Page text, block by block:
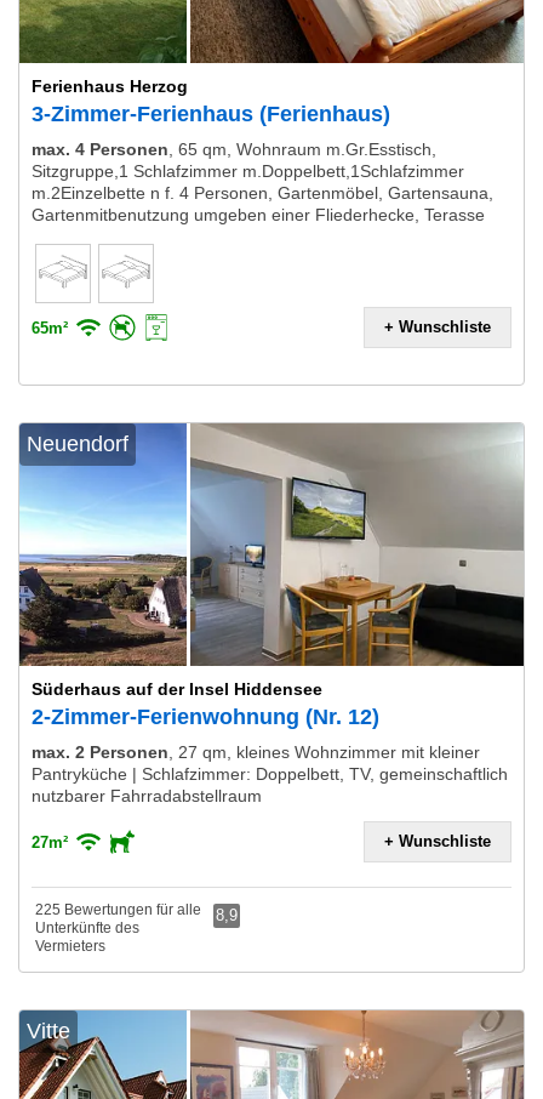
Ferienhaus Herzog
3-Zimmer-Ferienhaus (Ferienhaus)
max. 4 Personen 65 qm, Wohnraum m.Gr.Esstisch,
Sitzgruppe,1 Schlafzimmer m.Doppelbett,1Schlafzimmer
m.2Einzelbette n f. 4 Personen, Gartenmöbel, Gartensauna,
Gartenmitbenutzung umgeben einer Fliederhecke, Terasse
65m² + Wunschliste
Neuendorf
Süderhaus auf der Insel Hiddensee
2-Zimmer-Ferienwohnung (Nr. 12)
max. 2 Personen
27 qm, kleines Wohnzimmer mit kleiner
Pantryküche | Schlafzimmer: Doppelbett, TV, gemeinschaftlich
nutzbarer Fahrradabstellraum
27m² + Wunschliste
225 Bewertungen für alle
Unterkünfte des
Vermieters
8,9
Vitte